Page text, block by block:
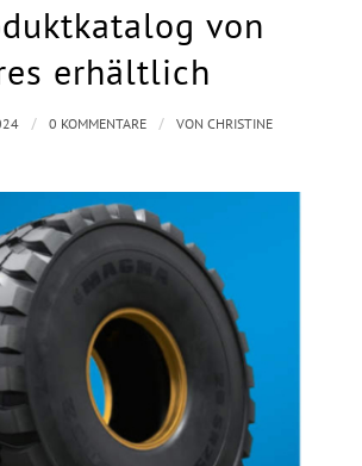
von
erhältlich
/ 0 KOMMENTARE / VONCHRISTINE